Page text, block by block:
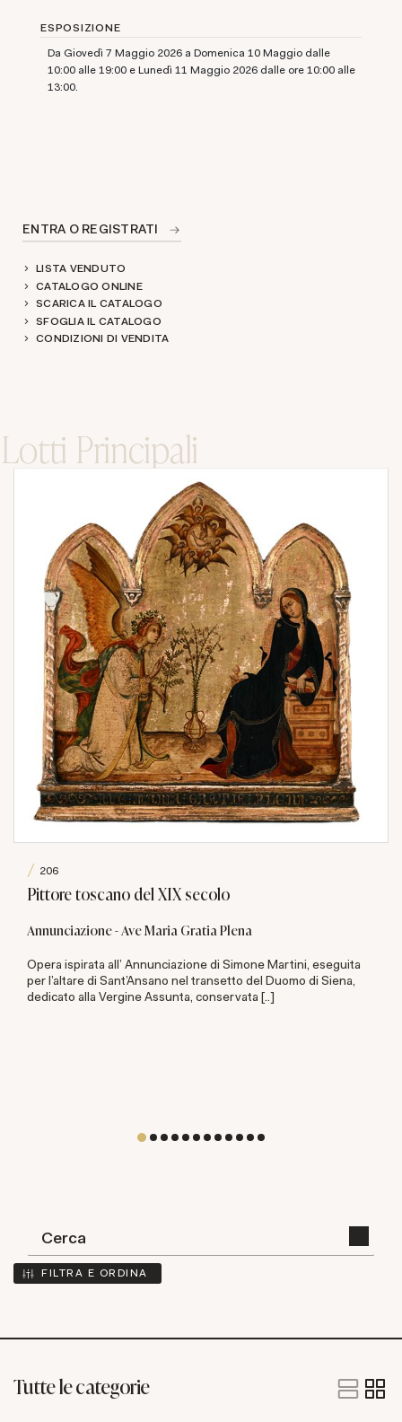
ESPOSIZIONE
​Da Giovedì 7 Maggio 2026 a Domenica 10 Maggio dalle
10:00 alle 19:00 e Lunedì 11 Maggio 2026 dalle ore 10:00 alle
13:00.
ENTRA O REGISTRATI
LISTA VENDUTO
CATALOGO ONLINE
SCARICA IL CATALOGO
SFOGLIA IL CATALOGO
CONDIZIONI DI VENDITA
Lotti Principali
Lotti Principali
206
Pittore toscano del XIX secolo
Annunciazione - Ave Maria Gratia Plena
Opera ispirata all’ Annunciazione di Simone Martini, eseguita
per l’altare di Sant’Ansano nel transetto del Duomo di Siena,
dedicato alla Vergine Assunta, conservata [..]
FILTRA E ORDINA
Tutte le categorie